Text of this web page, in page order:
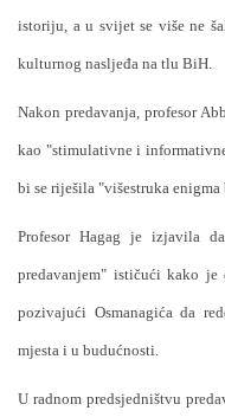
istoriju, a u svijet se više ne
kulturnog nasljeđa na tlu BiH.
Nakon predavanja, profesor
kao "stimulativne i
bi se riješila "višestruka enigma
Profesor Hagag je izjavila
predavanjem" ističući kako je
pozivajući Osmanagića da
mjesta i u budućnosti.
U radnom predsjedništvu